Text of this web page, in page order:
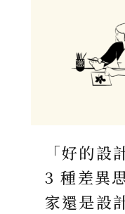
「好的設
3 種差異
家還是設